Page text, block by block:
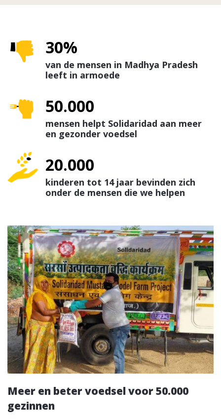
30%
van de mensen in Madhya Pradesh
leeft in armoede
50.000
mensen helpt Solidaridad aan meer
en gezonder voedsel
20.000
kinderen tot 14 jaar bevinden zich
onder de mensen die we helpen
Meer en beter voedsel voor 50.000
gezinnen